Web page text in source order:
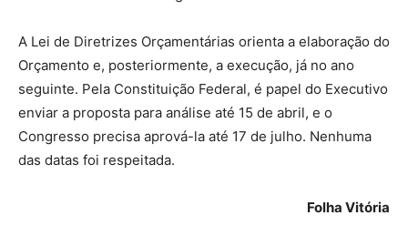
A Lei de Diretrizes Orçamentárias orienta a elaboração do
Orçamento e, posteriormente, a execução, já no ano
seguinte. Pela Constituição Federal, é papel do Executivo
enviar a proposta para análise até 15 de abril, e o
Congresso precisa aprová-la até 17 de julho. Nenhuma
das datas foi respeitada.
Folha Vitória